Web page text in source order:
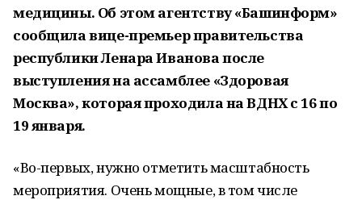
медицины. Об этом агентству «Башинформ»
сообщила вице-премьер правительства
республики Ленара Иванова после
выступления на ассамблее «Здоровая
Москва», которая проходила на ВДНХ с 16 по
19 января.
«Во-первых, нужно отметить масштабность
мероприятия. Очень мощные, в том числе